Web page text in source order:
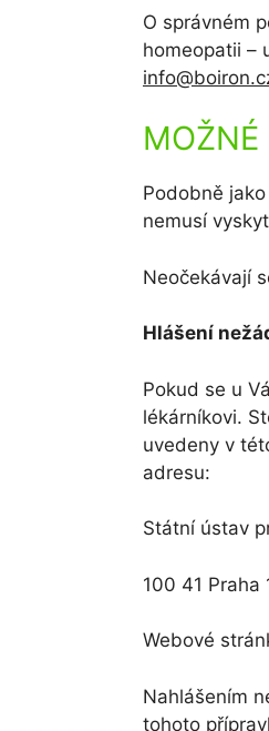
O správném
homeopatii –
Podobně
nemusí
Neočekávají
Hlášení
Pokud se u
lékárníkovi.
uvedeny v
adresu:
Státní ústav
100 41 Praha
Webové
Nahlášením
tohoto